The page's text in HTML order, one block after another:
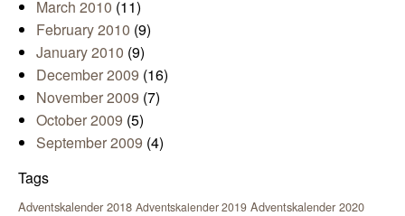
March 2010 (11)
February 2010 (9)
January 2010 (9)
December 2009 (16)
November 2009 (7)
October 2009 (5)
September 2009 (4)
Tags
Adventskalender 2018 Adventskalender 2019 Adventskalender 2020